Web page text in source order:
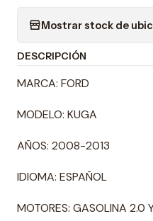
Mostrar stock de
DESCRIPCIÓN
MARCA: FORD
MODELO: KUGA
AÑOS: 2008-2013
IDIOMA: ESPAÑOL
MOTORES: GASOLINA 2.0